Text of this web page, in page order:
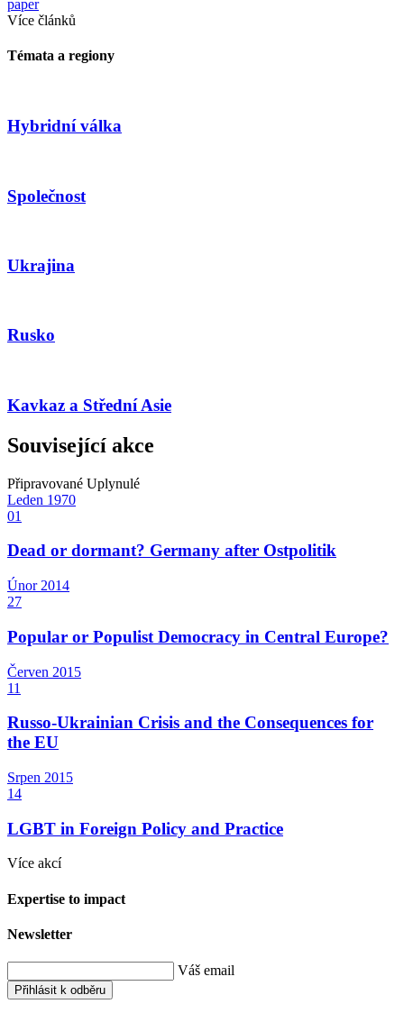
paper
Více článků
Témata a regiony
Hybridní válka
Společnost
Ukrajina
Rusko
Kavkaz a Střední Asie
Související akce
Připravované Uplynulé
Leden 1970
01
Dead or dormant? Germany after Ostpolitik
Únor 2014
27
Popular or Populist Democracy in Central Europe?
Červen 2015
11
Russo-Ukrainian Crisis and the Consequences for
the EU
Srpen 2015
14
LGBT in Foreign Policy and Practice
Více akcí
Expertise to impact
Newsletter
Váš email
Přihlásit k odběru